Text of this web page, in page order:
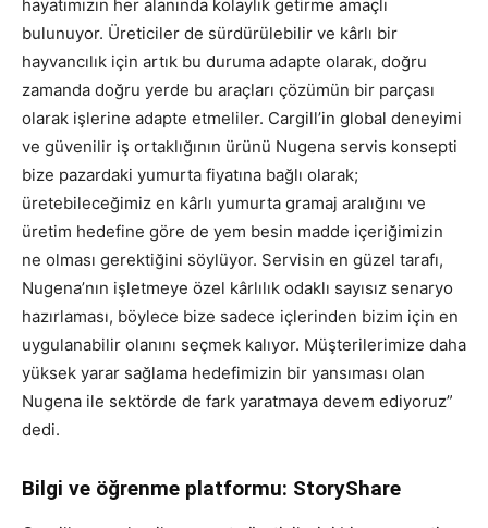
hayatımızın her alanında kolaylık getirme amaçlı
bulunuyor. Üreticiler de sürdürülebilir ve kârlı bir
hayvancılık için artık bu duruma adapte olarak, doğru
zamanda doğru yerde bu araçları çözümün bir parçası
olarak işlerine adapte etmeliler. Cargill’in global deneyimi
ve güvenilir iş ortaklığının ürünü Nugena servis konsepti
bize pazardaki yumurta fiyatına bağlı olarak;
üretebileceğimiz en kârlı yumurta gramaj aralığını ve
üretim hedefine göre de yem besin madde içeriğimizin
ne olması gerektiğini söylüyor. Servisin en güzel tarafı,
Nugena’nın işletmeye özel kârlılık odaklı sayısız senaryo
hazırlaması, böylece bize sadece içlerinden bizim için en
uygulanabilir olanını seçmek kalıyor. Müşterilerimize daha
yüksek yarar sağlama hedefimizin bir yansıması olan
Nugena ile sektörde de fark yaratmaya devem ediyoruz”
dedi.
Bilgi ve öğrenme platformu: StoryShare